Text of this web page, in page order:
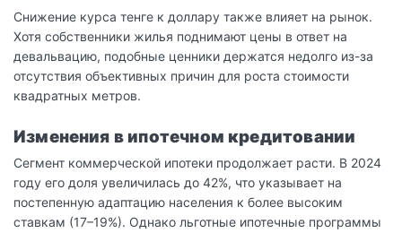
Снижение курса тенге к доллару также влияет на рынок.
Хотя собственники жилья поднимают цены в ответ на
девальвацию, подобные ценники держатся недолго из-за
отсутствия объективных причин для роста стоимости
квадратных метров.
Изменения в ипотечном кредитовании
Сегмент коммерческой ипотеки продолжает расти. В 2024
году его доля увеличилась до 42%, что указывает на
постепенную адаптацию населения к более высоким
ставкам (17–19%). Однако льготные ипотечные программы